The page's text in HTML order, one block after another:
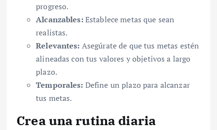
progreso.
Alcanzables:Establece metas que sean
realistas.
Relevantes: Asegúrate de que tus metas estén
alineadas con tus valores y objetivos a largo
plazo.
Temporales: Define un plazo para alcanzar
tus metas.
Crea una rutina diaria